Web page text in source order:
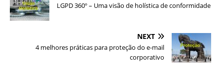
LGPD 360º – Uma visão de holística de conformidade
NEXT
4 melhores práticas para proteção do e-mail
corporativo